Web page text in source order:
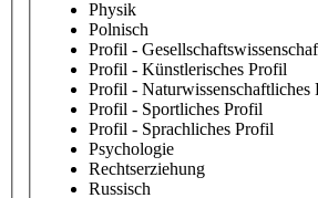
Physik
Polnisch
Profil -
Profil - Künstlerisches Profil
Profil - Naturwissenschaftliches
Profil - Sportliches Profil
Profil - Sprachliches Profil
Psychologie
Rechtserziehung
Russisch